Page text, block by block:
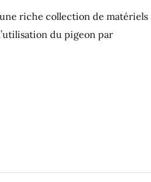
une riche collection de matériels
du pigeon par